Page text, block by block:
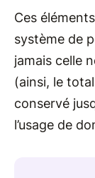
Ces
système de
jamais celle
(ainsi, le
conservé
l’usage de